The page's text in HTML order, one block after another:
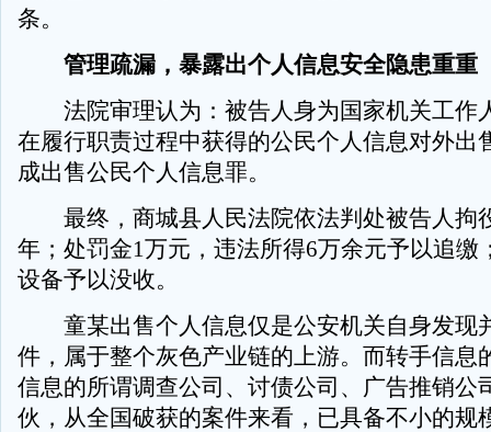
条。
管理疏漏，暴露出个人信息安全隐患重重
法院审理认为：被告人身为国家机关工作
在履行职责过程中获得的公民个人信息对外出
成出售公民个人信息罪。
最终，商城县人民法院依法判处被告人拘
年；处罚金1万元，违法所得6万余元予以追缴
设备予以没收。
童某出售个人信息仅是公安机关自身发现
件，属于整个灰色产业链的上游。而转手信息
信息的所谓调查公司、讨债公司、广告推销公
伙，从全国破获的案件来看，已具备不小的规